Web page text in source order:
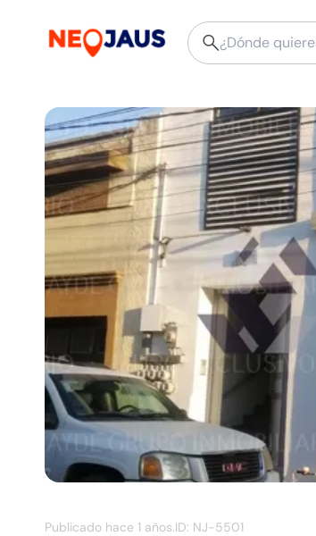
Publicado hace 1 años.ID: NJ-5501